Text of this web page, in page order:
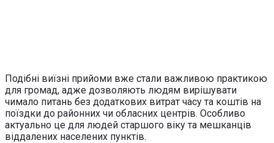
Подібні виїзні прийоми вже стали важливою практикою
для громад, адже дозволяють людям вирішувати
чимало питань без додаткових витрат часу та коштів на
поїздки до районних чи обласних центрів. Особливо
актуально це для людей старшого віку та мешканців
віддалених населених пунктів.